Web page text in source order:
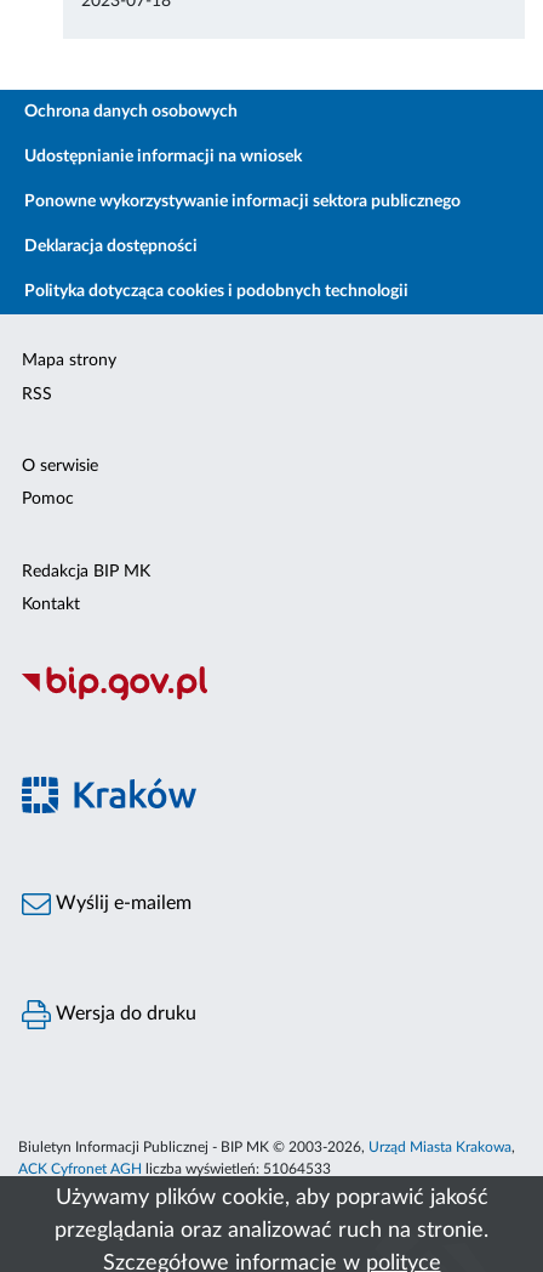
Używamy plików cookie, aby poprawić jakość
przeglądania oraz analizować ruch na stronie.
Szczegółowe informacje w polityce
Ochrona danych osobowych
Udostępnianie informacji na wniosek
Ponowne wykorzystywanie informacji sektora publicznego
Deklaracja dostępności
Polityka dotycząca cookies i podobnych technologii
Mapa strony
RSS
O serwisie
Pomoc
Redakcja BIP MK
Kontakt
Wyślij e-mailem
Wersja do druku
Biuletyn Informacji Publicznej - BIP MK © 2003-2026, Urząd Miasta Krakowa,
ACK Cyfronet AGH
liczba wyświetleń: 51064533